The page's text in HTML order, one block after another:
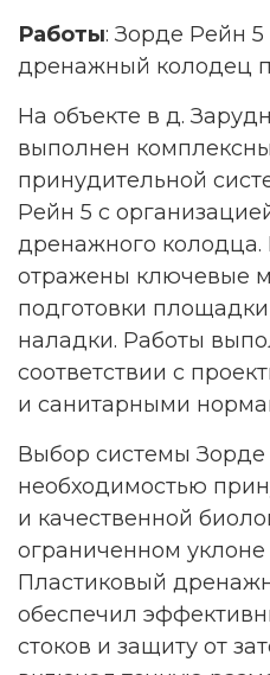
Работы: Зорде Рейн
дренажный колодец
На объекте в д.
выполнен
принудительной
Рейн 5 с
дренажного колодца.
отражены ключевые
подготовки
наладки. Работы
соответствии с
и санитарными
Выбор системы
необходимостью
и качественной
ограниченном уклоне
Пластиковый
обеспечил
стоков и защиту от